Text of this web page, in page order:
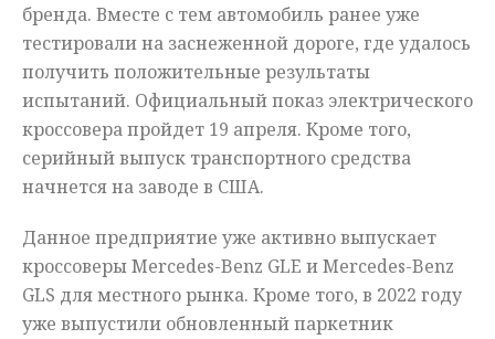
бренда. Вместе с тем автомобиль ранее уже
тестировали на заснеженной дороге, где удалось
получить положительные результаты
испытаний. Официальный показ электрического
кроссовера пройдет 19 апреля. Кроме того,
серийный выпуск транспортного средства
начнется на заводе в США.
Данное предприятие уже активно выпускает
кроссоверы Mercedes-Benz GLE и Mercedes-Benz
GLS для местного рынка. Кроме того, в 2022 году
уже выпустили обновленный паркетник